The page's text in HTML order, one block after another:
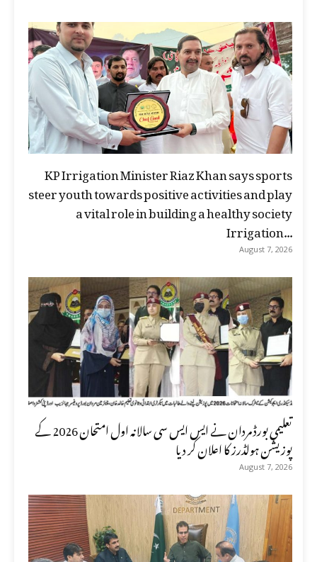
KP Irrigation Minister Riaz Khan says sports
steer youth towards positive activities and play
a vital role in building a healthy society
Irrigation...
August 7, 2026
تعلیمی بورڈ مردان نے ایس ایس سی سالانہ اول امتحان 2026 کے
پوزیشن ہولڈرز کا اعلان کر دیا
August 7, 2026